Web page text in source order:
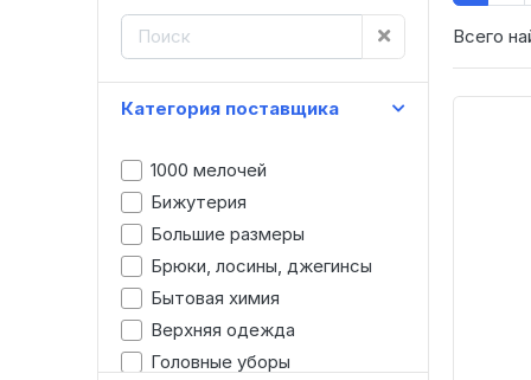
Категория поставщика
1000 мелочей
Бижутерия
Большие размеры
Брюки, лосины, джегинсы
Бытовая химия
Верхняя одежда
Головные уборы
Всего